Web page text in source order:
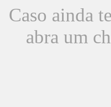
Caso ainda
abra um